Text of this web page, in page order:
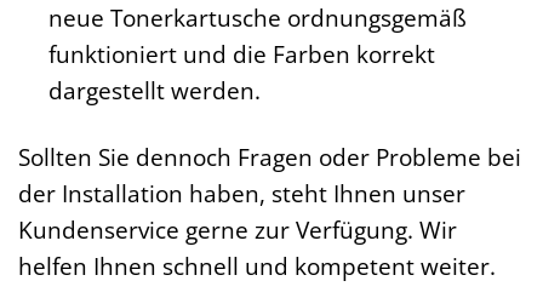
neue Tonerkartusche ordnungsgemäß
funktioniert und die Farben korrekt
dargestellt werden.
Sollten Sie dennoch Fragen oder Probleme bei
der Installation haben, steht Ihnen unser
Kundenservice gerne zur Verfügung. Wir
helfen Ihnen schnell und kompetent weiter.